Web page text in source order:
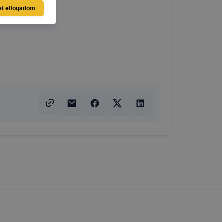
vagy
jobb
elfogadom